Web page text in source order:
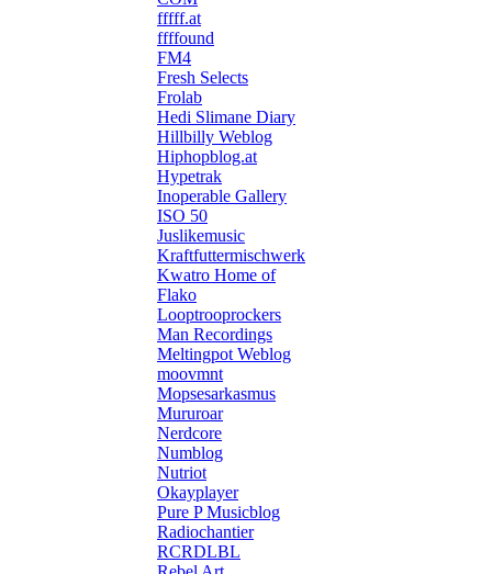
fffff.at
ffffound
FM4
Fresh Selects
Frolab
Hedi Slimane Diary
Hillbilly Weblog
Hiphopblog.at
Hypetrak
Inoperable Gallery
ISO 50
Juslikemusic
Kraftfuttermischwerk
Kwatro Home of
Flako
Looptrooprockers
Man Recordings
Meltingpot Weblog
moovmnt
Mopsesarkasmus
Mururoar
Nerdcore
Numblog
Nutriot
Okayplayer
Pure P Musicblog
Radiochantier
RCRDLBL